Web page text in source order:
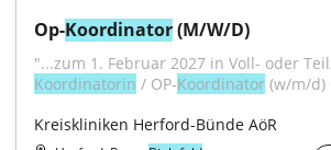
Op-Koordinator (M/W/D)
"...zum 1. Februar 2027 in Voll- oder
Koordinatorin / OP-Koordinator (w/m/d)
Kreiskliniken Herford-Bünde AöR